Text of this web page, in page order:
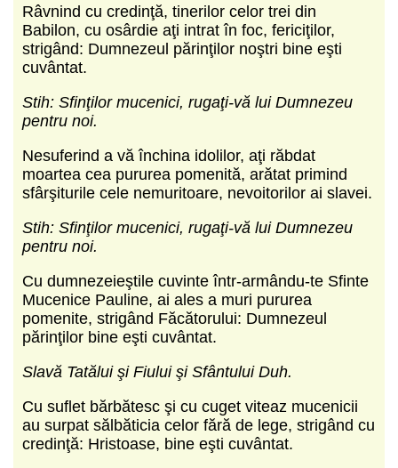
Râvnind cu credinţă, tinerilor celor trei din
Babilon, cu osârdie aţi intrat în foc, fericiţilor,
strigând: Dumnezeul părinţilor noştri bine eşti
cuvântat.
Stih: Sfinţilor mucenici, rugaţi-vă lui Dumnezeu
pentru noi.
Nesuferind a vă închina idolilor, aţi răbdat
moartea cea pururea pomenită, arătat primind
sfârşiturile cele nemuritoare, nevoitorilor ai slavei.
Stih: Sfinţilor mucenici, rugaţi-vă lui Dumnezeu
pentru noi.
Cu dumnezeieştile cuvinte într-armându-te Sfinte
Mucenice Pauline, ai ales a muri pururea
pomenite, strigând Făcătorului: Dumnezeul
părinţilor bine eşti cuvântat.
Slavă Tatălui şi Fiului şi Sfântului Duh.
Cu suflet bărbătesc şi cu cuget viteaz mucenicii
au surpat sălbăticia celor fără de lege, strigând cu
credinţă: Hristoase, bine eşti cuvântat.